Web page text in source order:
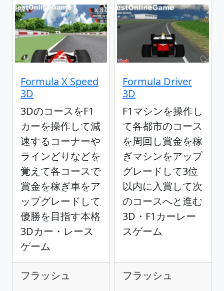
Formula X Speed
3D
3DのコースをF1
カーを操作して減
速するコーナーや
ラインどりなどを
覚えて各コースで
賞金を稼ぎ車をア
ップグレードして
優勝を目指す本格
3Dカー・レース
ゲーム
フラッシュ
Formula Driver
3D
F1マシンを操作し
て各都市のコース
を周回し賞金を稼
ぎマシンをアップ
グレードして3位
以内に入賞して次
のコースへと進む
3D・F1カーレー
スゲーム
フラッシュ